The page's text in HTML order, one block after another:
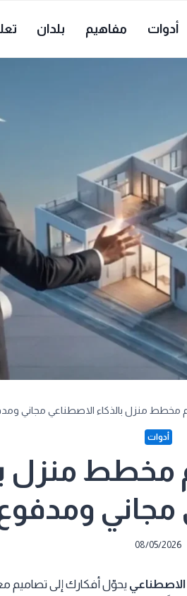
أدوات مفاهيم بلدان
مخطط منزل بالذكاء الاصطناعي مجاني
أدوات
مخطط منزل
مجاني
08/05/2026
يحوّل أفكارك إلى تصاميم